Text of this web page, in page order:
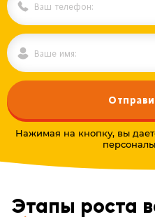
Нажимая на кнопку, вы
Этапы роста